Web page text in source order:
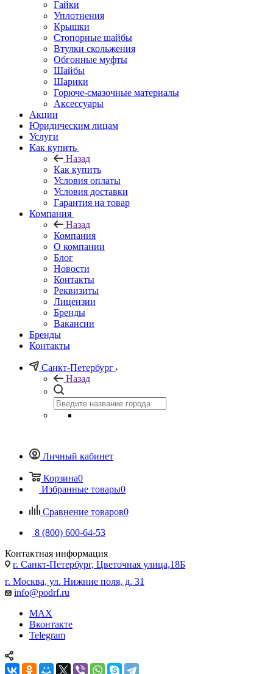
Гайки
Уплотнения
Крышки
Стопорные шайбы
Втулки скольжения
Обгонные муфты
Шайбы
Шарики
Горюче-смазочные материалы
Аксессуары
Акции
Юридическим лицам
Услуги
Как купить
Назад
Как купить
Условия оплаты
Условия доставки
Гарантия на товар
Компания
Назад
Компания
О компании
Блог
Новости
Контакты
Реквизиты
Лицензии
Бренды
Вакансии
Бренды
Контакты
Санкт-Петербург
Назад
Личный кабинет
Корзина0
Избранные товары0
Сравнение товаров0
8 (800) 600-64-53
Контактная информация
г. Санкт-Петербург, Цветочная улица,18Б
г. Москва, ул. Нижние поля, д. 31
info@podrf.ru
MAX
Вконтакте
Telegram